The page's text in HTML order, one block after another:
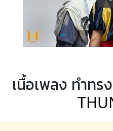
เนื้อเพลง ทำทร